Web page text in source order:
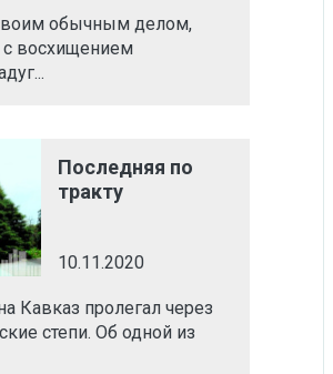
обычным делом,
с восхищением
Последняя по
тракту
10.11.2020
Кавказ пролегал через
степи. Об одной из